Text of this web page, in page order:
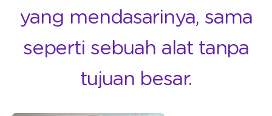
yang mendasarinya, sama
seperti sebuah alat tanpa
tujuan besar.